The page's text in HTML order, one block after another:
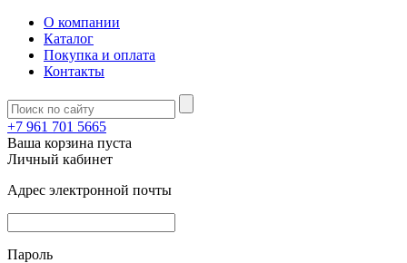
О компании
Каталог
Покупка и оплата
Контакты
+7 961 701 5665
Ваша корзина пуста
Личный кабинет
Адрес электронной почты
Пароль